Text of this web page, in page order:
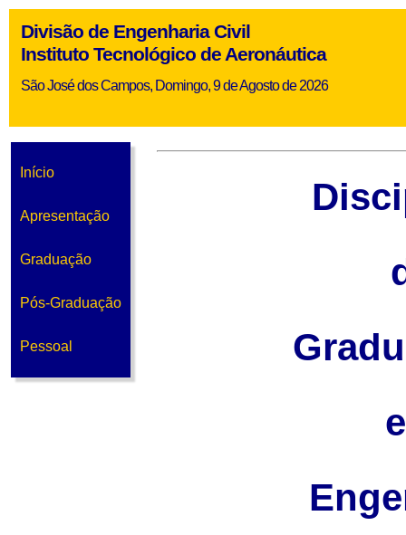
Divisão de Engenharia Civil
Instituto Tecnológico de Aeronáutica
São José dos Campos, Domingo, 9 de Agosto de 2026
Início
Apresentação
Graduação
Pós-Graduação
Pessoal